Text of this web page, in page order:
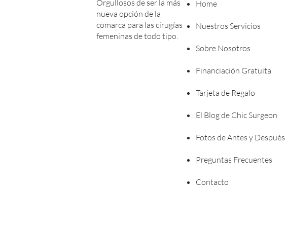
Orgullosos de ser la más
nueva opción de la
comarca para las cirugías
femeninas de todo tipo.
Home
Nuestros Servicios
Sobre Nosotros
Financiación Gratuita
Tarjeta de Regalo
El Blog de Chic Surgeon
Fotos de Antes y Después
Preguntas Frecuentes
Contacto